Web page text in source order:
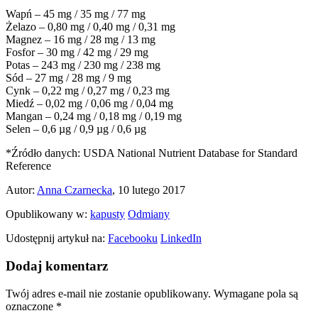
Wapń – 45 mg / 35 mg / 77 mg
Żelazo – 0,80 mg / 0,40 mg / 0,31 mg
Magnez – 16 mg / 28 mg / 13 mg
Fosfor – 30 mg / 42 mg / 29 mg
Potas – 243 mg / 230 mg / 238 mg
Sód – 27 mg / 28 mg / 9 mg
Cynk – 0,22 mg / 0,27 mg / 0,23 mg
Miedź – 0,02 mg / 0,06 mg / 0,04 mg
Mangan – 0,24 mg / 0,18 mg / 0,19 mg
Selen – 0,6 µg / 0,9 µg / 0,6 µg
*Źródło danych: USDA National Nutrient Database for Standard
Reference
Autor: Anna Czarnecka, 10 lutego 2017
Opublikowany w: kapusty Odmiany
Udostępnij artykuł na: Facebooku LinkedIn
Dodaj komentarz
Twój adres e-mail nie zostanie opublikowany. Wymagane pola są
oznaczone *